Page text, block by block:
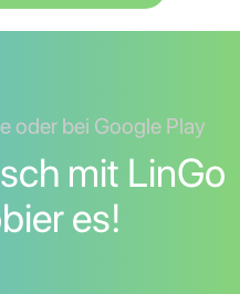
oder bei Google Play
mit LinGo
es!